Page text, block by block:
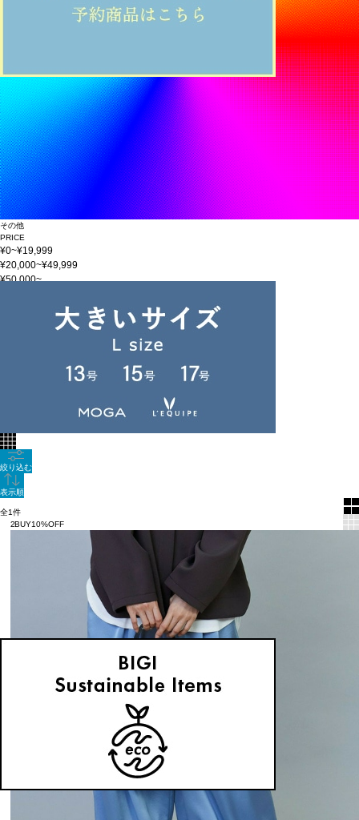
その他
PRICE
¥0~¥19,999
¥20,000~¥49,999
¥50,000~
在庫なしを含む
この条件で検索
絞り込む
表示順
全1件
2BUY10%OFF